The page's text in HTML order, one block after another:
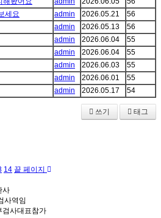
세요 admin 2026.05.21
56
admin 2026.05.13
56
admin 2026.06.04
55
admin 2026.06.04
55
admin 2026.06.03
55
admin 2026.06.01
55
admin 2026.05.17 54
쓰기 태그
14 끝 페이지
사
사역임
검사대표참가